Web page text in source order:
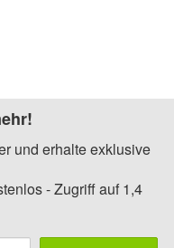
und erhalte exklusive
- Zugriff auf 1,4